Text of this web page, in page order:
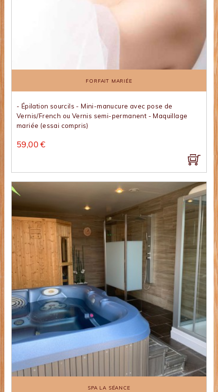
FORFAIT MARIÉE
- Épilation sourcils - Mini-manucure avec pose de
Vernis/French ou Vernis semi-permanent - Maquillage
mariée (essai compris)
59,00 €
SPA LA SÉANCE